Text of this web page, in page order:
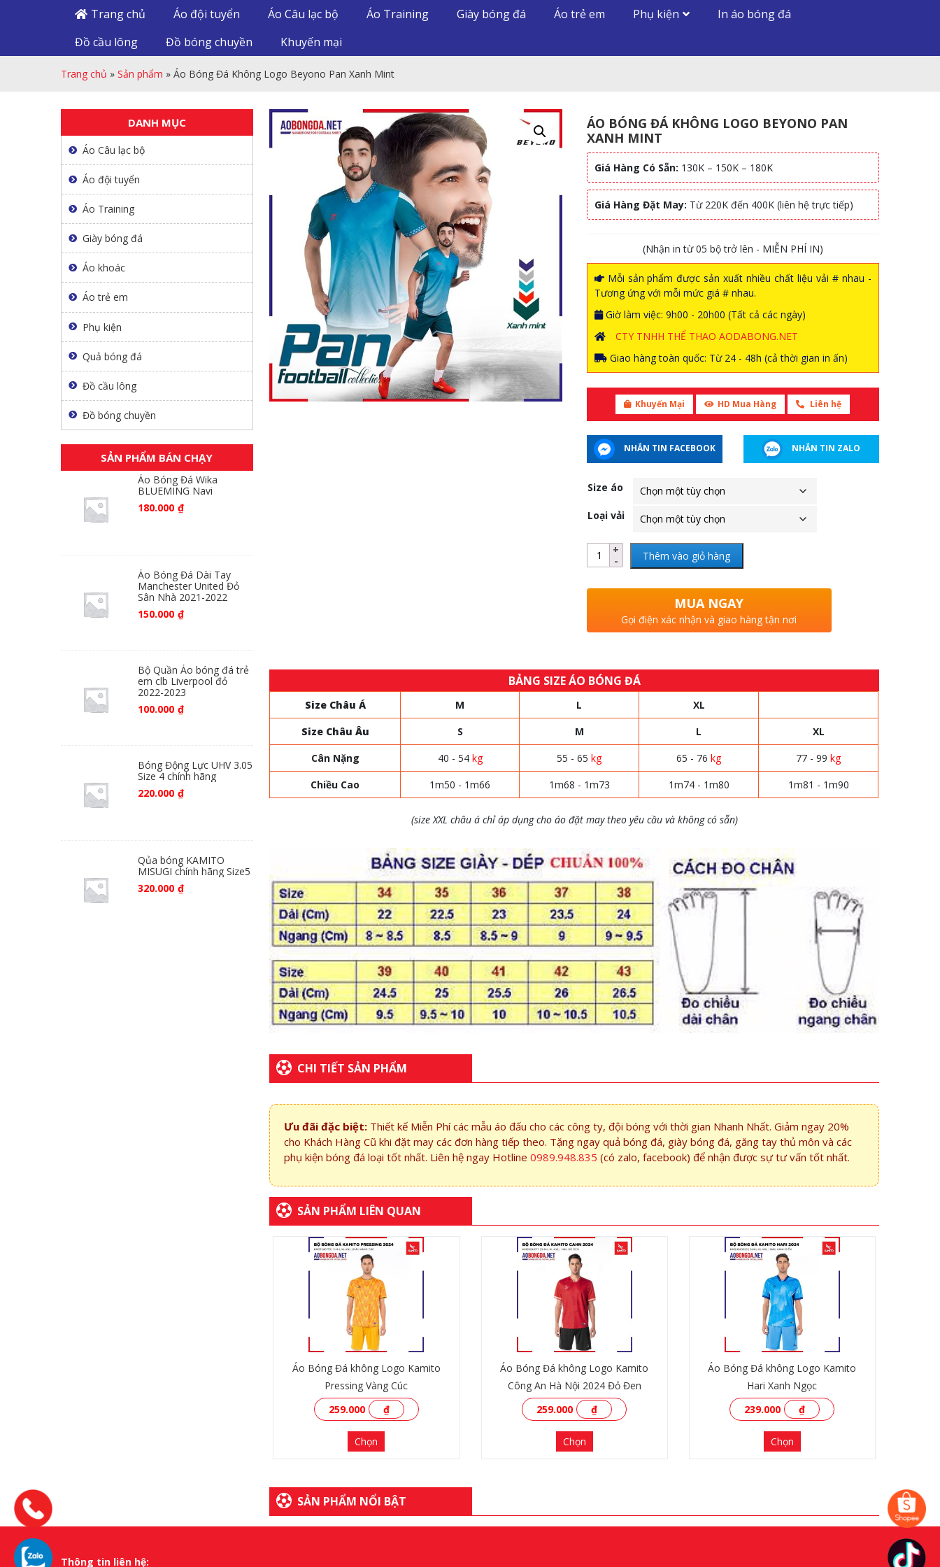
Trang chủ Áo đội tuyển Áo Câu lạc bộ Áo Training Giày bóng đá Áo trẻ em Phụ kiện
In áo bóng đá
Đồ cầu lông
Đồ bóng chuyền Khuyến mại
Trang chủ » Sản phẩm » Áo Bóng Đá Không Logo Beyono Pan Xanh Mint
ÁO BÓNG ĐÁ KHÔNG LOGO BEYONO PAN
XANH MINT
Giá Hàng Có Sẵn: 130K – 150K – 180K
Giá Hàng Đặt May: Từ 220K đến 400K (liên hệ trực tiếp)
(Nhận in từ 05 bộ trở lên - MIỄN PHÍ IN)
Mỗi sản phẩm được sản xuất nhiều chất liệu vải # nhau -
Tương ứng với mỗi mức giá # nhau.
Giờ làm việc: 9h00 - 20h00 (Tất cả các ngày)
CTY TNHH THỂ THAO AODABONG.NET
Giao hàng toàn quốc: Từ 24 - 48h (cả thời gian in ấn)
Khuyến Mại HD Mua Hàng Liên hệ
NHẮN TIN FACEBOOK NHẮN TIN ZALO
Size áo
Loại vải
Thêm vào giỏ hàng
MUA NGAY
Gọi điện xác nhận và giao hàng tận nơi
BẢNG SIZE ÁO BÓNG ĐÁ
Size Châu Á M L
XL
Size Châu Âu
S M L
XL
Cân Nặng
40 - 54 kg 55 - 65kg 65 - 76kg 77 - 99kg
Chiều Cao
1m50 - 1m66 1m68 - 1m73 1m74 - 1m80 1m81 - 1m90
(size XXL châu á chỉ áp dụng cho áo đặt may theo yêu cầu và không có sẵn)
CHI TIẾT SẢN PHẨM
Ưu đãi đặc biệt: Thiết kế Miễn Phí các mẫu áo đấu cho các công ty, đội bóng với thời gian Nhanh Nhất. Giảm ngay 20%
cho Khách Hàng Cũ khi đặt may các đơn hàng tiếp theo. Tặng ngay quả bóng đá, giày bóng đá, găng tay thủ môn và các
phụ kiện bóng đá loại tốt nhất. Liên hệ ngay Hotline0989.948.835 (có zalo, facebook) để nhận được sự tư vấn tốt nhất.
SẢN PHẨM LIÊN QUAN
Áo Bóng Đá không Logo Kamito
Pressing Vàng Cúc
259.000
₫
Chọn
Áo Bóng Đá không Logo Kamito
Công An Hà Nội 2024 Đỏ Đen
259.000
₫
Chọn
Áo Bóng Đá không Logo Kamito
Hari Xanh Ngọc
239.000
₫
Chọn
SẢN PHẨM NỔI BẬT
DANH MỤC
Áo Câu lạc bộ
Áo đội tuyển
Áo Training
Giày bóng đá
Áo khoác
Áo trẻ em
Phụ kiện
Quả bóng đá
Đồ cầu lông
Đồ bóng chuyền
SẢN PHẨM BÁN CHẠY
Áo Bóng Đá Wika
BLUEMING Navi
180.000 ₫
Áo Bóng Đá Dài Tay
Manchester United Đỏ
Sân Nhà 2021-2022
150.000 ₫
Bộ Quần Áo bóng đá trẻ
em clb Liverpool đỏ
2022-2023
100.000 ₫
Bóng Động Lực UHV 3.05
Size 4 chính hãng
220.000 ₫
Qủa bóng KAMITO
MISUGI chính hãng Size5
320.000 ₫
Thông tin liên hệ: